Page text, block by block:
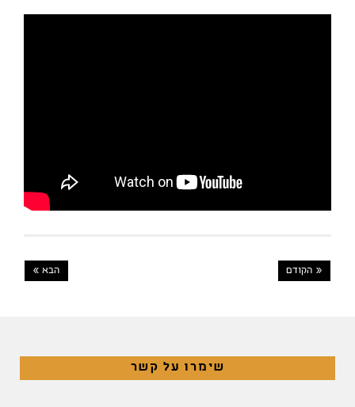
« הקודם הבא »
שימרו על קשר